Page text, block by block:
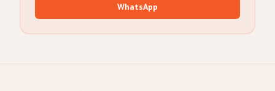
WhatsApp